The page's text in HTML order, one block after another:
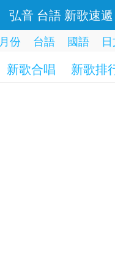
弘音 台語 新歌速遞
月份 台語 國語
新歌合唱 新歌排